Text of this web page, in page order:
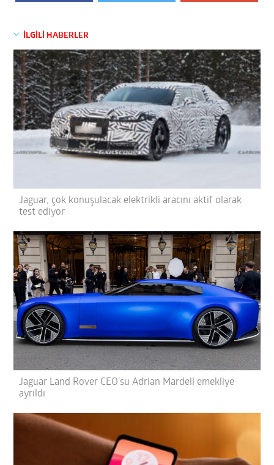
İLGİLİ HABERLER
Jaguar, çok konuşulacak elektrikli aracını aktif olarak
test ediyor
Jaguar Land Rover CEO’su Adrian Mardell emekliye
ayrıldı